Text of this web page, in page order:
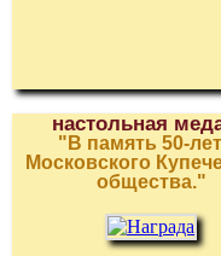
настольная
"В память 50-
Московского
общества."